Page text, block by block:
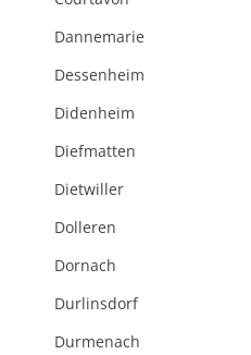
Dannemarie
Dessenheim
Didenheim
Diefmatten
Dietwiller
Dolleren
Dornach
Durlinsdorf
Durmenach